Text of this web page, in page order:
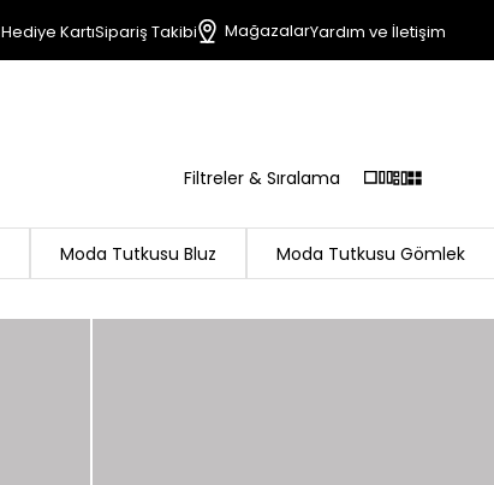
Hediye KartıSipariş Takibi MağazalarYardım ve İletişim
Filtreler & Sıralama
Moda Tutkusu Bluz Moda Tutkusu Gömlek